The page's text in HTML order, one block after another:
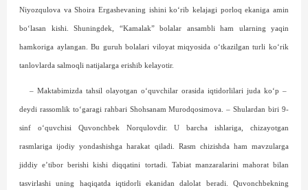
Niyozqulova va Shoira Ergashevaning ishini ko‘rib kelajagi porloq ekaniga amin
bo‘lasan kishi. Shuningdek, “Kamalak” bolalar ansambli ham ularning yaqin
hamkoriga aylangan. Bu guruh bolalari viloyat miqyosida o‘tkazilgan turli ko‘rik
tanlovlarda salmoqli natijalarga erishib kelayotir.
– Maktabimizda tahsil olayotgan o‘quvchilar orasida iqtidorlilari juda ko‘p –
deydi rassomlik to‘garagi rahbari Shohsanam Murodqosimova. – Shulardan biri 9-
sinf o‘quvchisi Quvonchbek Norqulovdir. U barcha ishlariga, chizayotgan
rasmlariga ijodiy yondashishga harakat qiladi. Rasm chizishda ham mavzularga
jiddiy e’tibor berishi kishi diqqatini tortadi. Tabiat manzaralarini mahorat bilan
tasvirlashi uning haqiqatda iqtidorli ekanidan dalolat beradi. Quvonchbekning